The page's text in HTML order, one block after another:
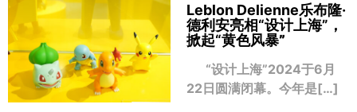
Leblon Delienne乐布隆·
德利安亮相“设计上海”，
掀起“黄色风暴”
“设计上海”2024于6月
22日圆满闭幕。今年是[…]